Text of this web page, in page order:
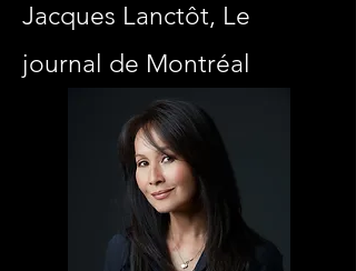
Jacques Lanctôt, Le
journal de Montréal